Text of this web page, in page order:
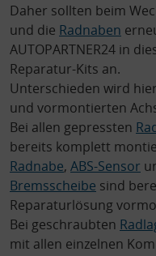
Daher sollten beim
und die Radnaben
AUTOPARTNER24 in
Reparatur-Kits an.
Unterschieden wird
und vormontierten
Bei allen gepressten
bereits komplett
Radnabe, ABS-Sensor
Bremsscheibe sind
Reparaturlösung
Bei geschraubten
mit allen einzelnen